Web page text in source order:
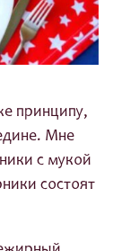
принципу,
Мне
с мукой
состоят